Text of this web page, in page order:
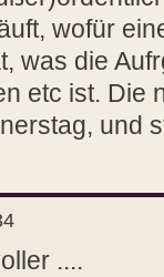
wofür
was die
etc ist. Die
und
....